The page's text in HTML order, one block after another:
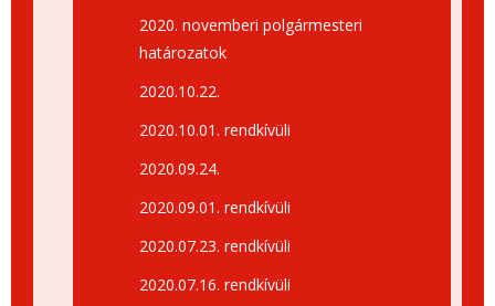
2020. novemberi polgármesteri
határozatok
2020.10.22.
2020.10.01. rendkívüli
2020.09.24.
2020.09.01. rendkívüli
2020.07.23. rendkívüli
2020.07.16. rendkívüli